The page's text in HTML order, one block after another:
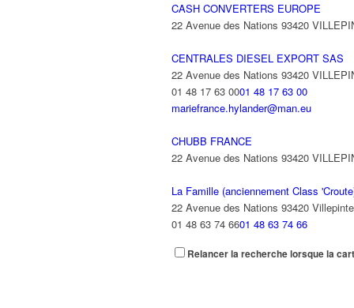
CASH CONVERTERS EUROPE
22 Avenue des Nations 93420
CENTRALES DIESEL EXPORT SAS
22 Avenue des Nations 93420
01 48 17 63 0001 48 17 63 00
mariefrance.hylander@man.eu
CHUBB FRANCE
22 Avenue des Nations 93420
La Famille (anciennement Class
22 Avenue des Nations 93420 Villepinte
01 48 63 74 6601 48 63 74 66
CTHSAS
Relancer la recherche lorsque la